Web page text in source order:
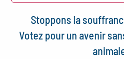
Stoppons la
Votez pour un avenir